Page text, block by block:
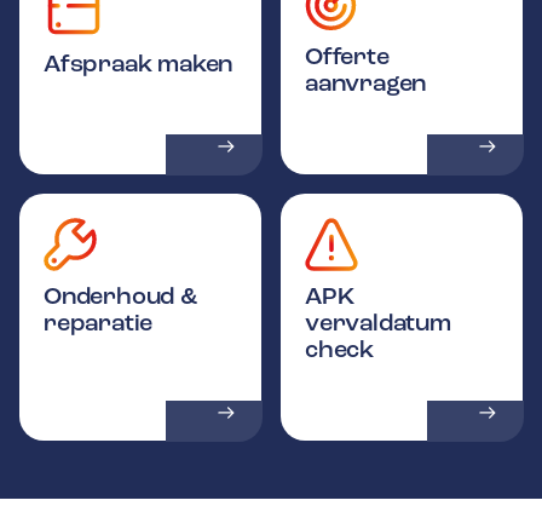
Afspraak maken
Offerte
aanvragen
Onderhoud &
reparatie
APK
vervaldatum
check